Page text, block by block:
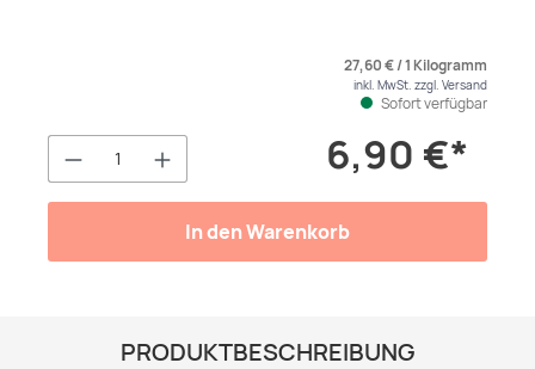
Produkt Anzahl: Gib den6,90 €*
27,60 € / 1 Kilogramm
inkl. MwSt. zzgl. Versand
Sofort verfügbar
In den Warenkorb
PRODUKTBESCHREIBUNG